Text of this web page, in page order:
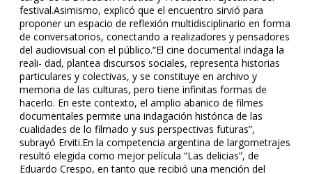
festival.Asimismo, explicó que el encuentro sirvió para
proponer un espacio de reflexión multidisciplinario en forma
de conversatorios, conectando a realizadores y pensadores
del audiovisual con el público.“El cine documental indaga la
reali- dad, plantea discursos sociales, representa historias
particulares y colectivas, y se constituye en archivo y
memoria de las culturas, pero tiene infinitas formas de
hacerlo. En este contexto, el amplio abanico de filmes
documentales permite una indagación histórica de las
cualidades de lo filmado y sus perspectivas futuras”,
subrayó Erviti.En la competencia argentina de largometrajes
resultó elegida como mejor película “Las delicias”, de
Eduardo Crespo, en tanto que recibió una mención del